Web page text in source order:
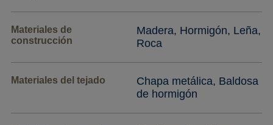
Materiales de
construcción
Madera, Hormigón, Leña,
Roca
Materiales del tejado
Chapa metálica, Baldosa
de hormigón